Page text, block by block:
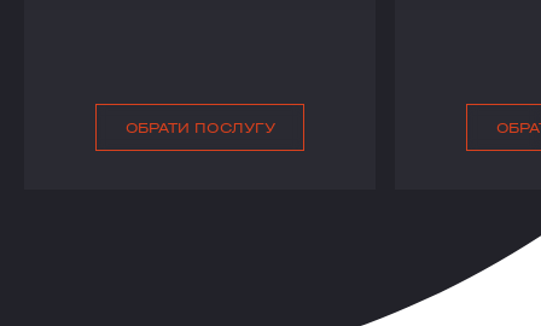
ОБРАТИ ПОСЛУГУ